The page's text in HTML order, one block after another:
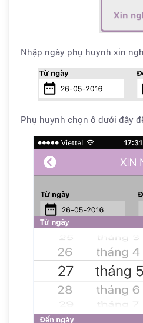
Nhập ngày phụ huynh xin
Phụ huynh chọn ô dưới đây